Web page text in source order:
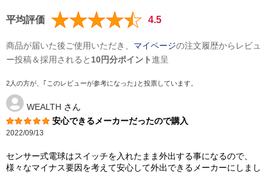
平均評価 4.5
商品が届いた後ご使用いただき、 マイページの注文履歴からレビュ
ー投稿＆採用されると 10円分ポイント進呈
2人の方が、｢このレビューが参考になった｣と投票しています。
WEALTH さん
安心できるメーカーだったので購入
2022/09/13
センサー式電球はスイッチを入れたまま外出する事になるので、
様々なマイナス要因を考えて安心して外出できるメーカーにしまし